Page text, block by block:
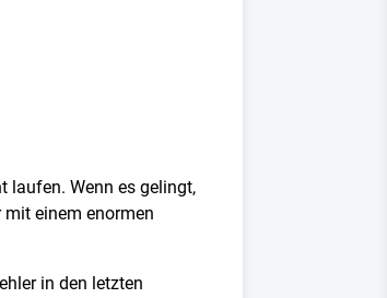
laufen. Wenn es gelingt,
einem enormen
in den letzten